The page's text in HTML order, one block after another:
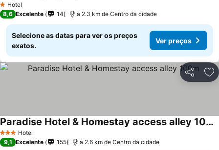
1 Estrelas
Hotel
8,6 Excelente 14 a 2.3 km de Centro da cidade
Selecione as datas para ver os preços
exatos.
Ver preços
Partilhar
3 EstrelasHotel
Paradise Hotel & Homestay access alley 100m
9,1 Excelente 155 a 2.6 km de Centro da cidade